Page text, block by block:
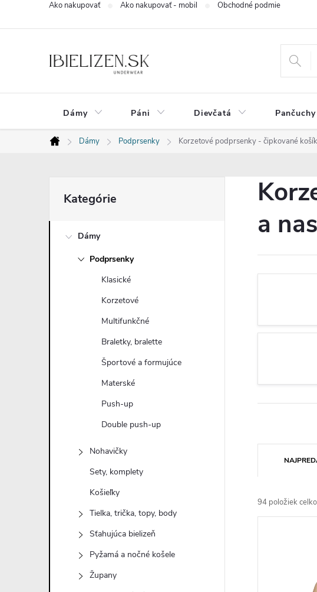
Ako nakupovať Ako nakupovať - mobil Obchodné podmienky
Dámy Páni Dievčatá
Domov
Dámy Podprsenky Korzetové podprsenky - čipkované
o
kategórie
Kategórie
Dámy
Podprsenky
Klasické
Korzetové
Multifunkčné
Braletky, bralette
Športové a formujúce
Materské
Push-up
Double push-up
Nohavičky
Sety, komplety
Košieľky
Tielka, trička, topy, body
Sťahujúca bielizeň
Pyžamá a nočné košele
Župany
a
a
d
94 položiek